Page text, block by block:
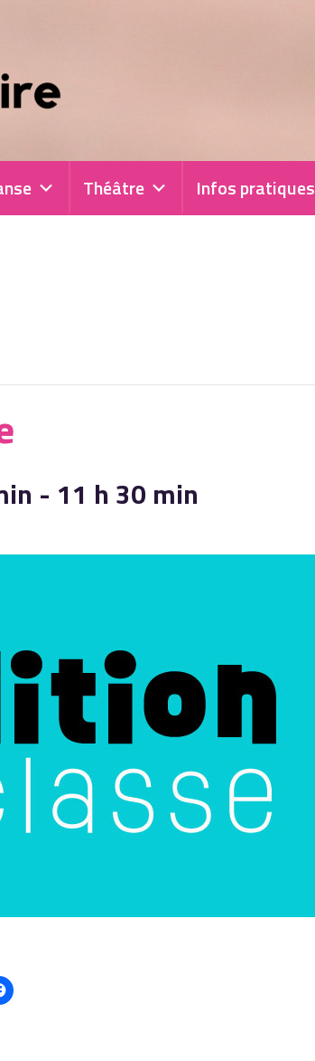
Théâtre Infos pratiques
- 11 h 30 min